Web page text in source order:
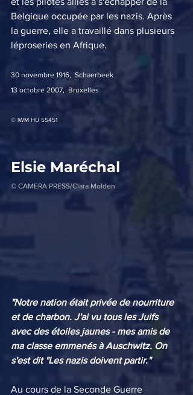
Belgique occupée par les nazis. Après
la guerre, elle a travaillé dans plusieurs
léproseries en Afrique.
30 novembre 1916,  Schaerbeek
13 octobre 2007,  Bruxelles
© IWM HU 55451
Elsie Maréchal
© CAMERA PRESS/Clara Molden
"Notre nation était privée de nourriture
et de charbon. J'ai vu tous les Juifs
avec des étoiles jaunes - mes amis de
ma classe emmenés à Auschwitz. On
s'est dit "Les nazis doivent partir."
Au cours de la Seconde Guerre